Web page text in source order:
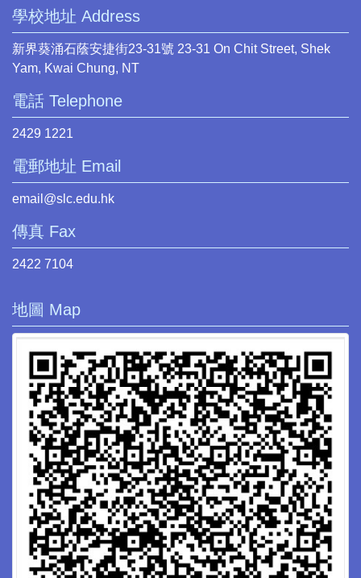
學校地址 Address
新界葵涌石蔭安捷街23-31號 23-31 On Chit Street, Shek
Yam, Kwai Chung, NT
電話 Telephone
2429 1221
電郵地址 Email
email@slc.edu.hk
傳真 Fax
2422 7104
地圖 Map